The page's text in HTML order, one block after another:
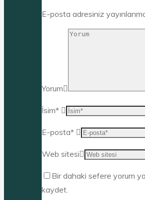
E-posta adresiniz
Yorum
İsim*
E-posta*
Web sitesi
Bir dahaki sefere yorum
kaydet.